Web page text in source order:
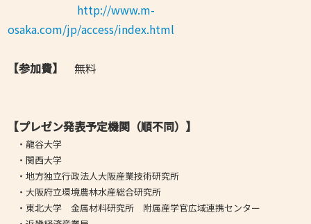
http://www.m-
osaka.com/jp/access/index.html
【参加費】 無料
【プレゼン発表予定機関 （順不同） 】
・龍谷大学
・関西大学
・地方独立行政法人大阪産業技術研究所
・大阪府立環境農林水産総合研究所
・ 東北大学 金属材料研究所 附属産学官広域連携センター